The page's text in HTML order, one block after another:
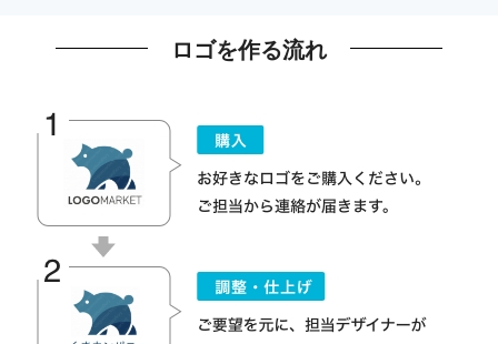
ロゴを作る流れ